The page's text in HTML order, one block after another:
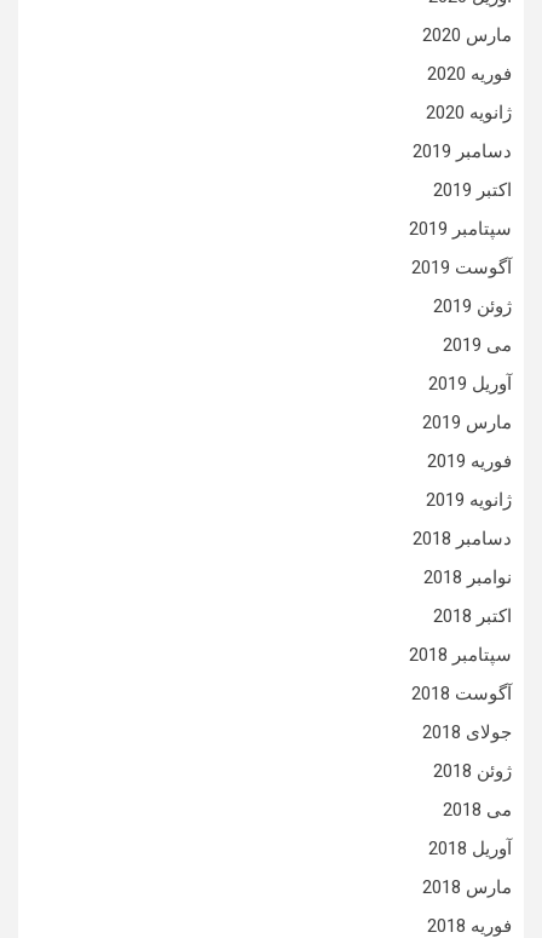
مارس 2020
فوریه 2020
ژانویه 2020
دسامبر 2019
اکتبر 2019
سپتامبر 2019
آگوست 2019
ژوئن 2019
می 2019
آوریل 2019
مارس 2019
فوریه 2019
ژانویه 2019
دسامبر 2018
نوامبر 2018
اکتبر 2018
سپتامبر 2018
آگوست 2018
جولای 2018
ژوئن 2018
می 2018
آوریل 2018
مارس 2018
فوریه 2018